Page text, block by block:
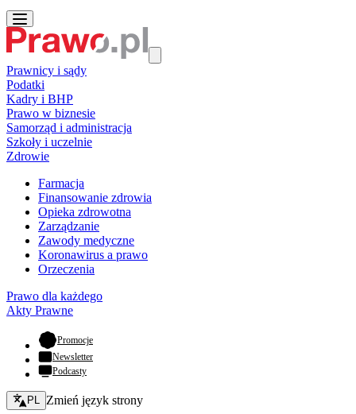
Prawnicy i sądy
Podatki
Kadry i BHP
Prawo w biznesie
Samorząd i administracja
Szkoły i uczelnie
Zdrowie
Farmacja
Finansowanie zdrowia
Opieka zdrowotna
Zarządzanie
Zawody medyczne
Koronawirus a prawo
Orzeczenia
Prawo dla każdego
Akty Prawne
Promocje- otwiera się w nowej karcie
Newsletter
Podcasty
Zmień język - bieżący:
PL Zmień język strony